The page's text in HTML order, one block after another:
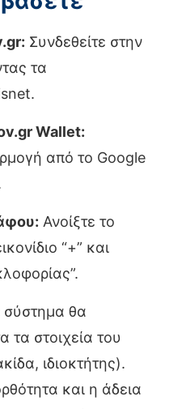
Συνδεθείτε στην
τα
Wallet:
από το Google
Ανοίξτε το
“+” και
σύστημα θα
τα στοιχεία του
ιδιοκτήτης).
και η άδεια